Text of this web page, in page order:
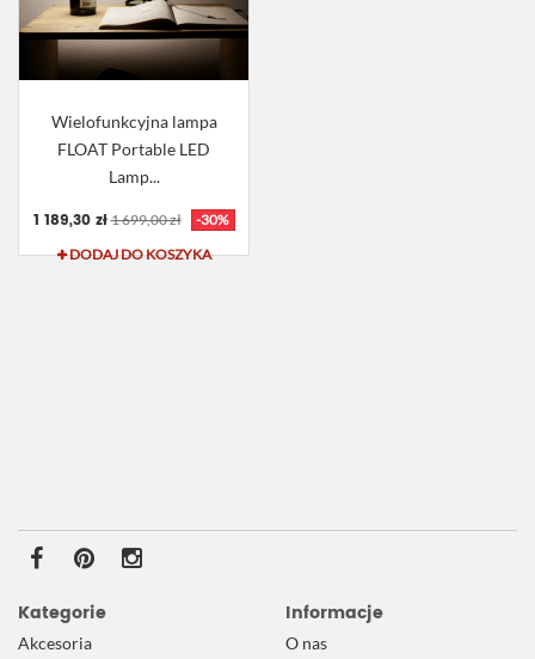
Wielofunkcyjna lampa
FLOAT Portable LED
Lamp...
1 189,30 zł 1 699,00 zł
-30%
DODAJ DO KOSZYKA
Kategorie
Akcesoria
Informacje
O nas